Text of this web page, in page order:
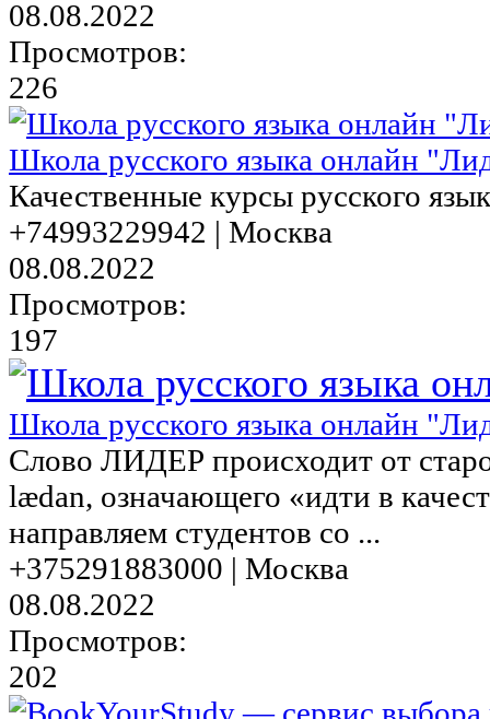
08.08.2022
Просмотров:
226
Школа русского языка онлайн
Качественные курсы русского
+74993229942 | Москва
08.08.2022
Просмотров:
197
Школа русского языка онлайн
Слово ЛИДЕР происходит от
lædan, означающего «идти в
направляем студентов со ...
+375291883000 | Москва
08.08.2022
Просмотров:
202